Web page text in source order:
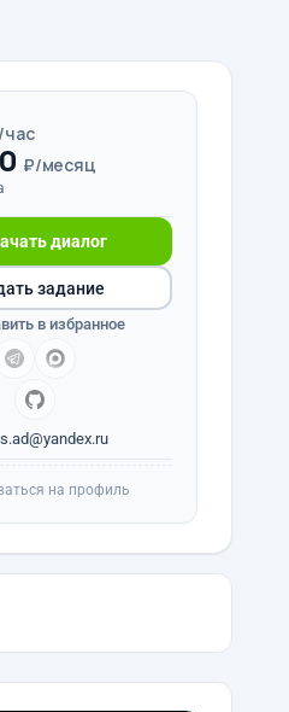
₽/месяц
диалог
задание
в избранное
на профиль